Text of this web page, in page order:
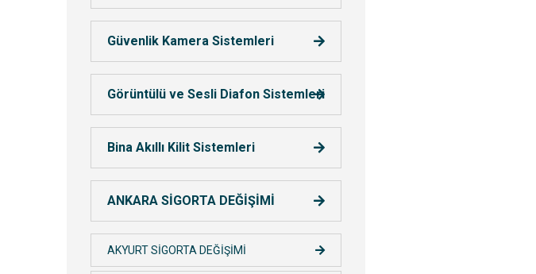
Güvenlik Kamera Sistemleri
Görüntülü ve Sesli Diafon Sistemleri
Bina Akıllı Kilit Sistemleri
ANKARA SİGORTA DEĞİŞİMİ
AKYURT SİGORTA DEĞİŞİMİ